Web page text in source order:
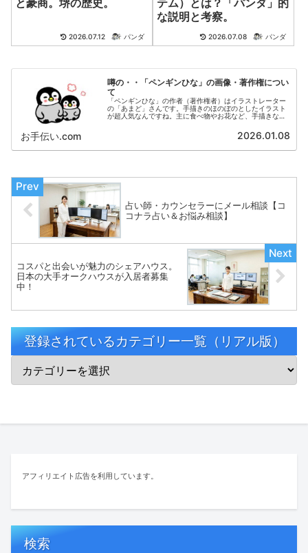
2026.07.12 パンダ
な説明と考察。
2026.07.08 パンダ
噂の・・「ペンギンひな」の画像・著作権につい
て
「ペンギンひな」の作者（著作権者）はイラストレーター
の「あまど」さんです。手描きのほのぼのとしたイラスト
が超人気なんですね。主に食べ物やお花など、手描きなら
イトにおいて、多くのファンの方がダウンロードされてい
お手伝い.com 2026.01.08
占い師・カウンセラーにメール相談【コ
コナラ占い＆お悩み相談】
コスパと出会いが魅力のシェアハウス。
日本の大手オークハウスが入居者募集
中！
登録されているカテゴリー一覧（リアル版）
アフィリエイト広告を利用しています。
検索